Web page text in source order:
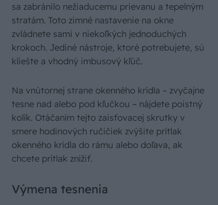
sa zabránilo nežiaducemu prievanu a tepelným
stratám. Toto zimné nastavenie na okne
zvládnete sami v niekoľkých jednoduchých
krokoch. Jediné nástroje, ktoré potrebujete, sú
kliešte a vhodný imbusový kľúč.
Na vnútornej strane okenného krídla – zvyčajne
tesne nad alebo pod kľučkou – nájdete poistný
kolík. Otáčaním tejto zaisťovacej skrutky v
smere hodinových ručičiek zvýšite prítlak
okenného krídla do rámu alebo doľava, ak
chcete prítlak znížiť.
Výmena tesnenia